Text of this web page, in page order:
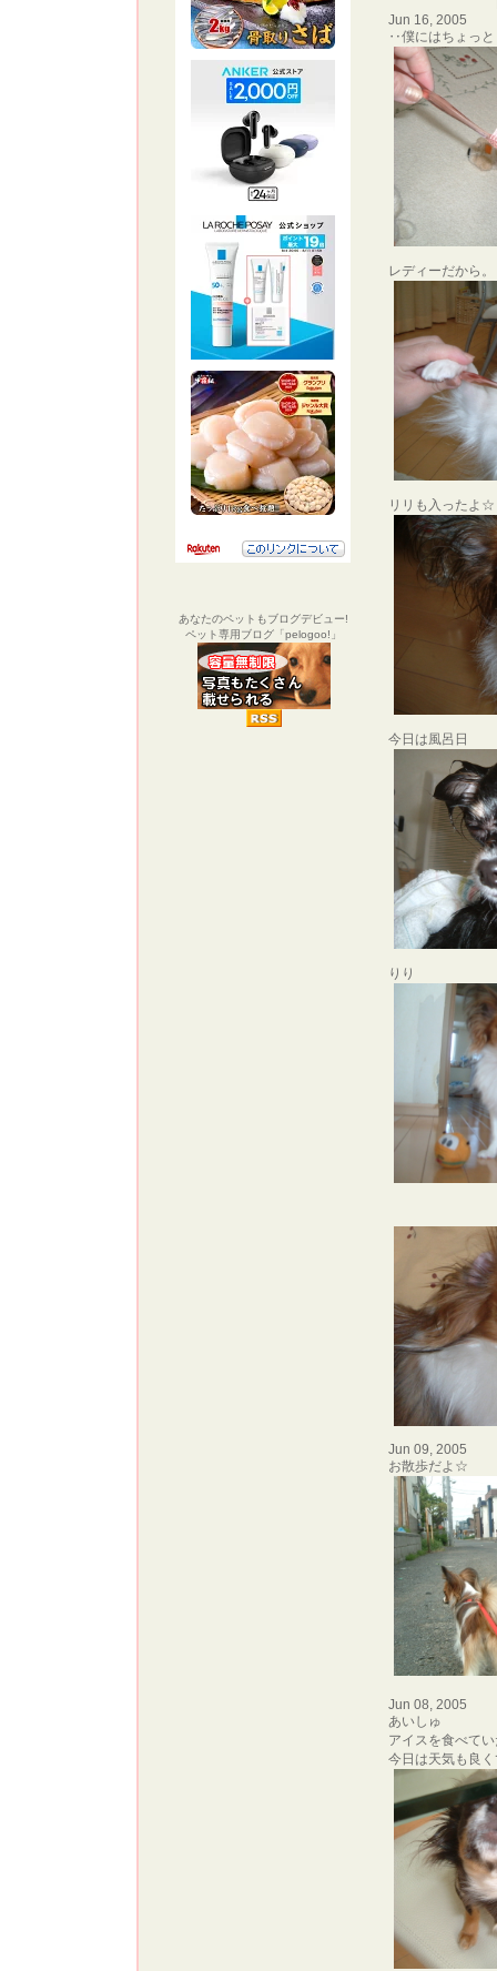
あなたのペットもブログデビュー!
ペット専用ブログ「pelogoo!」
Jun 16, 2005
‥僕にはちょっ
レディーだから
リリも入ったよ☆
今日は風呂日
りり
Jun 09, 2005
お散歩だよ☆
Jun 08, 2005
あいしゅ
アイスを食べて
今日は天気も良